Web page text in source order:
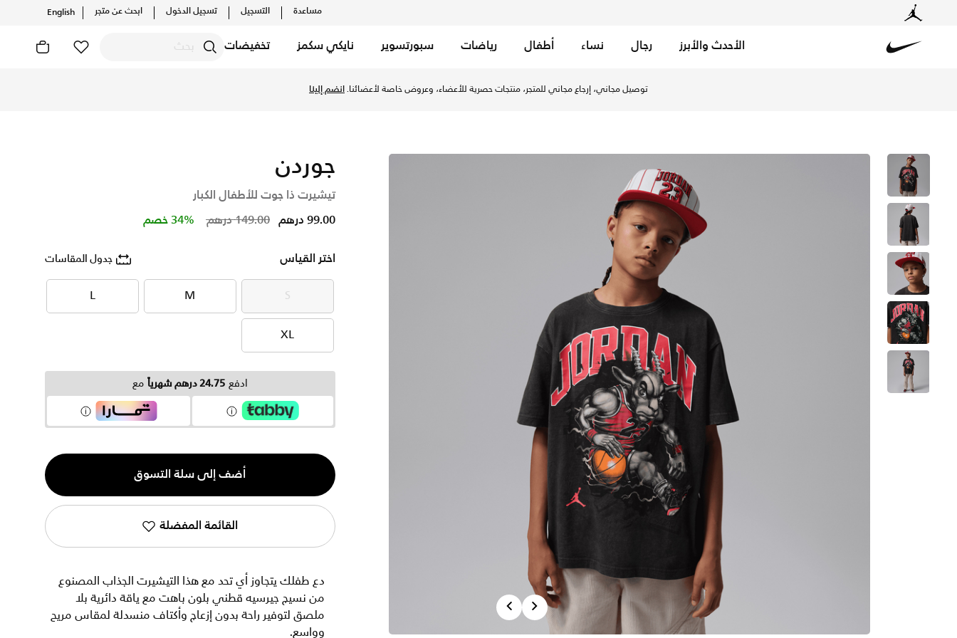
مساعدة التسجيل تسجيل الدخول ابحث عن متجر English
الأحدث والأبرز رجال نساء أطفال رياضات سبورتسوير نايكي سكمز تخفيضات
توصيل مجاني، إرجاع مجاني للمتجر، منتجات حصرية للأعضاء، وعروض خاصة لأعضائنا.انضم إلينا
PreviousNext
جوردن
تيشيرت ذا جوت للأطفال الكبار
Price reduced from
149.00 درهم to 99.00 درهم 34% خصم
اختر القياس جدول المقاسات
S
S
M
M
L
L
XL
XL
ادفع 24.75 درهم شهرياً مع
الكمية
1
أضف إلى سلة التسوق
القائمة المفضلة
دع طفلك يتجاوز أي تحد مع هذا التيشيرت الجذاب المصنوع
من نسيج جيرسيه قطني بلون باهت مع ياقة دائرية بلا
ملصق لتوفير راحة بدون إزعاج وأكتاف منسدلة لمقاس مريح
وواسع.